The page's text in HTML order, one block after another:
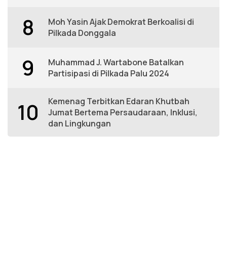
8
Moh Yasin Ajak Demokrat Berkoalisi di
Pilkada Donggala
9
Muhammad J. Wartabone Batalkan
Partisipasi di Pilkada Palu 2024
10
Kemenag Terbitkan Edaran Khutbah
Jumat Bertema Persaudaraan, Inklusi,
dan Lingkungan